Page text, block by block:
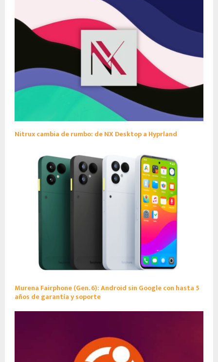
Nitrux cambia de rumbo: de NX Desktop a Hyprland
Murena Fairphone (Gen. 6): Android sin Google con hasta 5
años de garantía y soporte